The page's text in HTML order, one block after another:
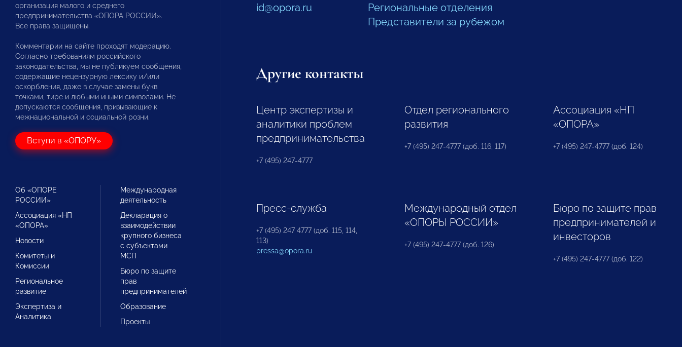
организация малого и среднего
предпринимательства «ОПОРА РОССИИ».
Все права защищены.
Комментарии на сайте проходят модерацию.
Согласно требованиям российского
законодательства, мы не публикуем сообщения,
содержащие нецензурную лексику и/или
оскорбления, даже в случае замены букв
точками, тире и любыми иными символами. Не
допускаются сообщения, призывающие к
межнациональной и социальной розни.
Вступи в «ОПОРУ»
Об «ОПОРЕ
РОССИИ»
Ассоциация «НП
«ОПОРА»
Новости
Комитеты и
Комиссии
Региональное
развитие
Экспертиза и
Аналитика
Международная
деятельность
Декларация о
взаимодействии
крупного бизнеса
с субъектами
МСП
Бюро по защите
прав
предпринимателей
Образование
Проекты
id@opora.ru
Региональные отделения
Представители за рубежом
Другие контакты
Центр экспертизы и
аналитики проблем
предпринимательства
+7 (495) 247-4777
Отдел регионального
развития
+7 (495) 247-4777 (доб. 116, 117)
Ассоциация «НП
«ОПОРА»
+7 (495) 247-4777 (доб. 124)
Пресс-служба
+7 (495) 247 4777 (доб. 115, 114,
113)
pressa@opora.ru
Международный отдел
«ОПОРЫ РОССИИ»
+7 (495) 247-4777 (доб. 126)
Бюро по защите прав
предпринимателей и
инвесторов
+7 (495) 247-4777 (доб. 122)